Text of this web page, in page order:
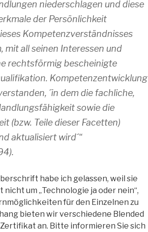
niederschlagen und diese
der Persönlichkeit
Kompetenzverständnisses
mit all seinen Interessen und
rechtsförmig bescheinigte
Kompetenzentwicklung
´in dem die fachliche,
sowie die
(bzw. Teile dieser Facetten)
aktualisiert wird´“
habe ich gelassen, weil sie
um „Technologie ja oder nein“,
für den Einzelnen zu
bieten wir verschiedene Blended
an. Bitte informieren Sie sich